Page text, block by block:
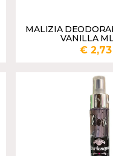
MALIZIA
VANILLA
€ 2,73